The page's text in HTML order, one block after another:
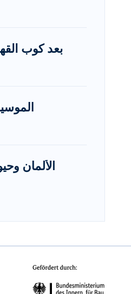
بعد كوب
الألمان